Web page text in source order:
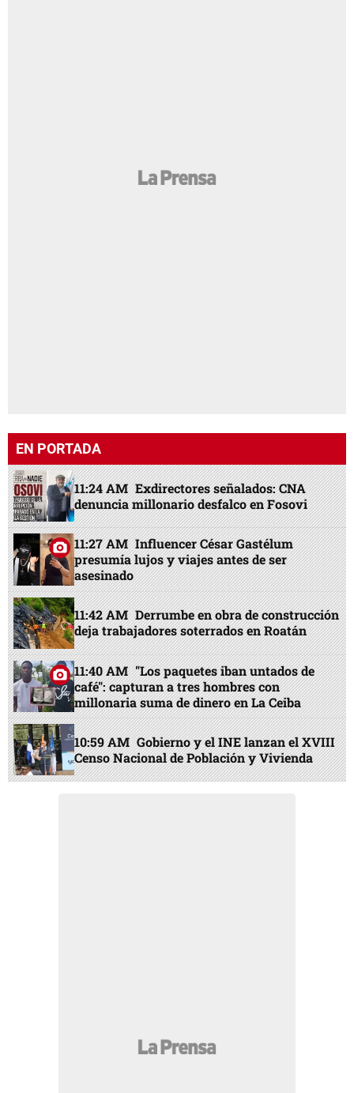
EN PORTADA
11:24 AM Exdirectores señalados: CNA
denuncia millonario desfalco en Fosovi
11:27 AM Influencer César Gastélum
presumía lujos y viajes antes de ser
asesinado
11:42 AM Derrumbe en obra de construcción
deja trabajadores soterrados en Roatán
11:40 AM "Los paquetes iban untados de
café": capturan a tres hombres con
millonaria suma de dinero en La Ceiba
10:59 AM Gobierno y el INE lanzan el XVIII
Censo Nacional de Población y Vivienda